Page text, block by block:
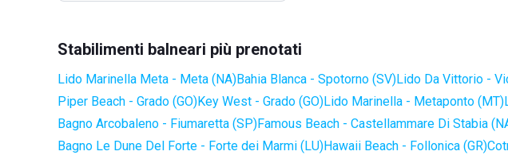
Stabilimenti balneari più prenotati
Lido Marinella Meta - Meta (NA)Bahia Blanca - Spotorno (SV)Lido Da Vittorio -
Piper Beach - Grado (GO)Key West - Grado (GO)Lido Marinella - Metaponto (MT)
Bagno Arcobaleno - Fiumaretta (SP)Famous Beach - Castellammare Di Stabia
Bagno Le Dune Del Forte - Forte dei Marmi (LU)Hawaii Beach - Follonica (GR)